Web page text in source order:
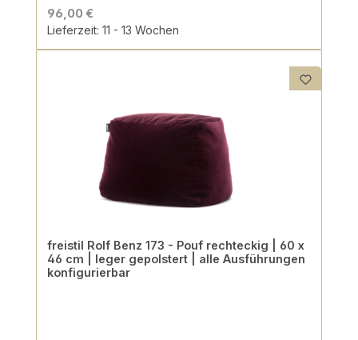
96,00 €
Lieferzeit: 11 - 13 Wochen
freistil Rolf Benz 173 - Pouf rechteckig | 60 x
46 cm | leger gepolstert | alle Ausführungen
konfigurierbar